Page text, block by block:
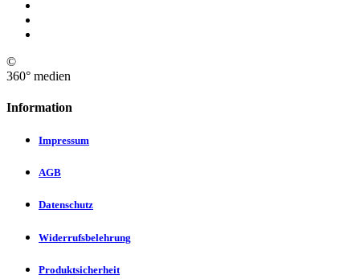
©
360° medien
Information
Impressum
AGB
Datenschutz
Widerrufsbelehrung
Produktsicherheit